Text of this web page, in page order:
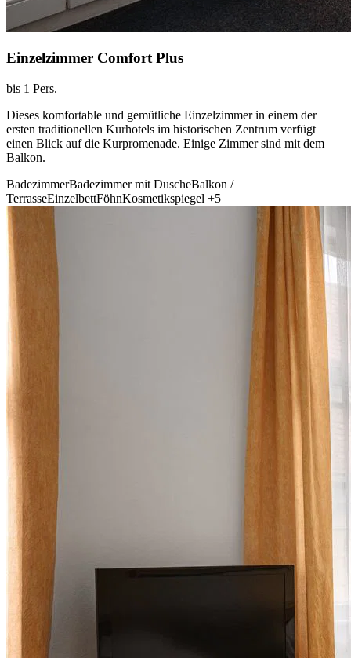
Einzelzimmer Comfort Plus
bis 1 Pers.
Dieses komfortable und gemütliche Einzelzimmer in einem der
ersten traditionellen Kurhotels im historischen Zentrum verfügt
einen Blick auf die Kurpromenade. Einige Zimmer sind mit dem
Balkon.
BadezimmerBadezimmer mit DuscheBalkon /
TerrasseEinzelbettFöhnKosmetikspiegel +5